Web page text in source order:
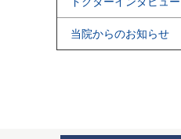
当院からのお知らせ